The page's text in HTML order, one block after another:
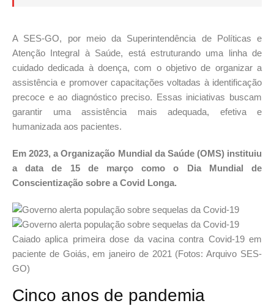
A SES-GO, por meio da Superintendência de Políticas e
Atenção Integral à Saúde, está estruturando uma linha de
cuidado dedicada à doença, com o objetivo de organizar a
assistência e promover capacitações voltadas à identificação
precoce e ao diagnóstico preciso. Essas iniciativas buscam
garantir uma assistência mais adequada, efetiva e
humanizada aos pacientes.
Em 2023, a Organização Mundial da Saúde (OMS) instituiu
a data de 15 de março como o Dia Mundial de
Conscientização sobre a Covid Longa.
Caiado aplica primeira dose da vacina contra Covid-19 em
paciente de Goiás, em janeiro de 2021 (Fotos: Arquivo SES-
GO)
Cinco anos de pandemia